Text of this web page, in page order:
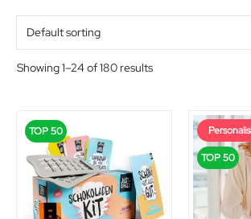
Alter
Beziehung
Showing 1–24 of 180 results
TOP 50
TOP 50